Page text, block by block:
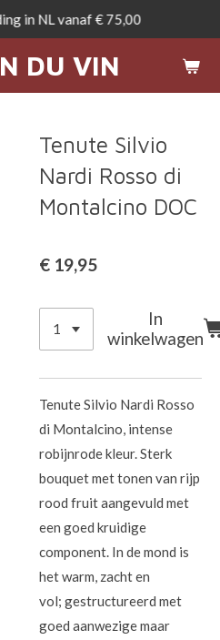
DU VIN
in NL vanaf € 75,00
Tenute Silvio
Nardi Rosso di
Montalcino DOC
€ 19,95
In
winkelwagen
Tenute Silvio Nardi Rosso
di Montalcino, intense
robijnrode kleur. Sterk
bouquet met tonen van rijp
rood fruit aangevuld met
een goed kruidige
component. In de mond is
het warm, zacht en
vol; gestructureerd met
goed aanwezige maar